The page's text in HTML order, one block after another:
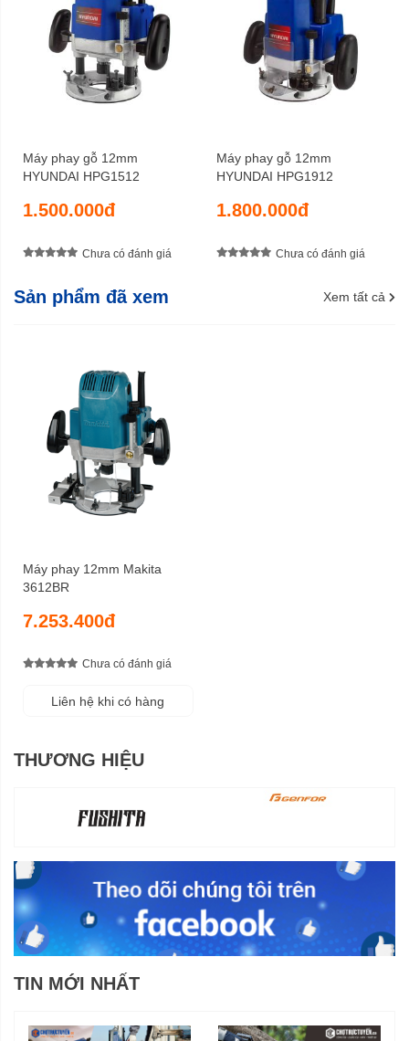
Máy phay gỗ 12mm
HYUNDAI HPG1512
1.500.000đ
Chưa có đánh giá
Máy phay gỗ 12mm
HYUNDAI HPG1912
1.800.000đ
Chưa có đánh giá
Sản phẩm đã xem Xem tất cả
Máy phay 12mm Makita
3612BR
7.253.400đ
Chưa có đánh giá
Liên hệ khi có hàng
THƯƠNG HIỆU
TIN MỚI NHẤT